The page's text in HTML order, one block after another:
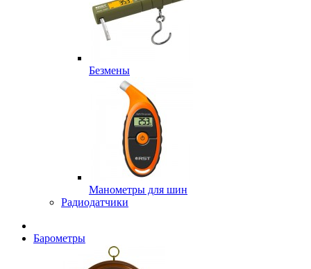
Безмены
Манометры для шин
Радиодатчики
Барометры